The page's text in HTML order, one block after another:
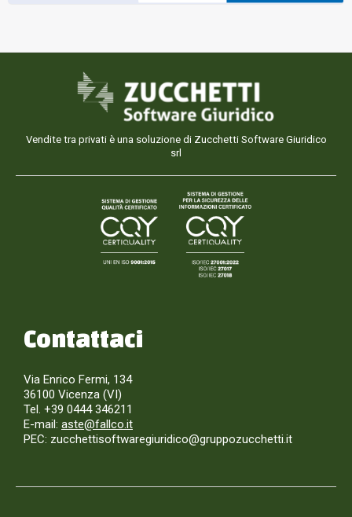
Vendite tra privati è una soluzione di Zucchetti Software Giuridico
srl
Contattaci
Via Enrico Fermi, 134
36100 Vicenza (VI)
Tel. +39 0444 346211
E-mail: aste@fallco.it
PEC: zucchettisoftwaregiuridico@gruppozucchetti.it